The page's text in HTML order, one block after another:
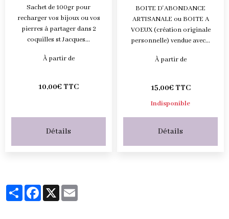
Sachet de 100gr pour
recharger vos bijoux ou vos
pierres à partager dans 2
coquilles st Jacques...
À partir de
10,00€ TTC
Détails
BOITE D'ABONDANCE
ARTISANALE ou BOITE A
VOEUX (création originale
personnelle) vendue avec...
À partir de
15,00€ TTC
Indisponible
Détails
PartagerFacebook
X